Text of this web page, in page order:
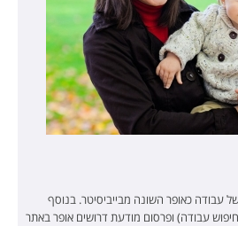
עבודה כאופר השונה מבייביסיטר. בנוסף
עבודה) ופרסום מודעת דרושים אופר באתר